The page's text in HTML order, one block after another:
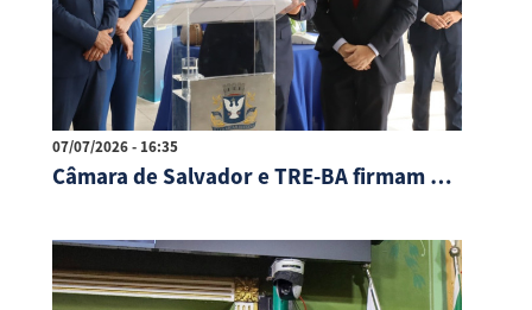
07/07/2026 - 16:35
Câmara de Salvador e TRE-BA firmam parceria para exposição no Centro de Cultura